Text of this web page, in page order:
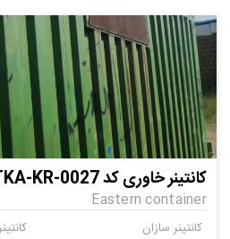
کانتینر خاوری کد STKA-KR-0027
Eastern container
کانتینر سازان